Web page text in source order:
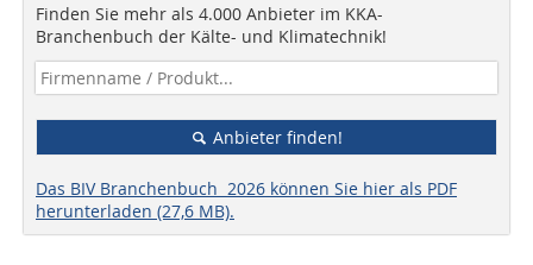
Finden Sie mehr als 4.000 Anbieter im KKA-
Branchenbuch der Kälte- und Klimatechnik!
Anbieter finden!
Das BIV Branchenbuch 2026 können Sie hier als PDF
herunterladen (27,6 MB).